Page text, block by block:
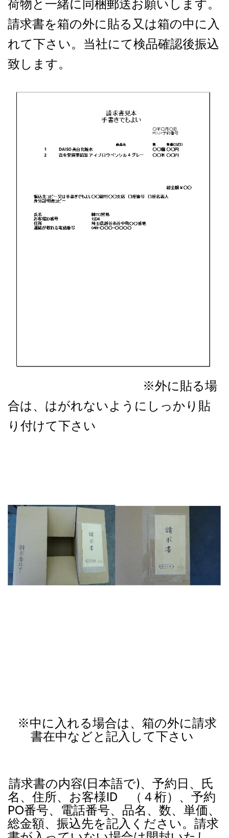
荷物と一緒に同梱郵送お願いします。
請求書を箱の外に貼る又は箱の中に入
れて下さい。当社にて検品確認後振込
致します。
※外に貼る場
合は、はがれないようにしっかり貼
り付けて下さい
※中に入れる場合は、箱の外に請求
書在中などと記入して下さい
請求書の内容(日本語で)、予約日、氏
名、住所、お客様ID （４桁）、予約
PO番号、電話番号、品名、数、単価、
総金額、振込先を記入ください。請求